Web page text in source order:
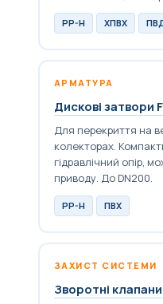
PP-H ХПВХ
АРМАТУРА
Дискові затвори
Для перекриття на
колекторах.
гідравлічний опір,
приводу. До DN200.
PP-H ПВХ
ЗАХИСТ СИСТЕМИ
Зворотні клапани